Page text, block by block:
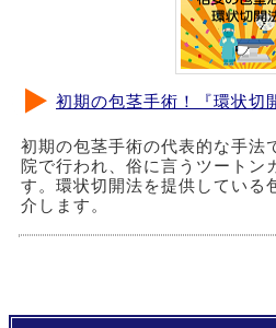
初期の包茎手術！『環状切
初期の包茎手術の代表的な手法
院で行われ、俗に言うツートン
す。環状切開法を提供している
介します。